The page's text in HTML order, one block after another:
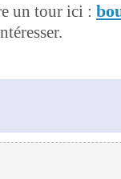
un tour ici :